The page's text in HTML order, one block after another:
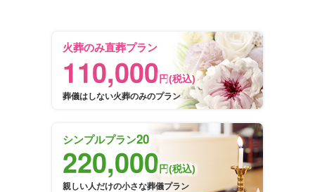
火葬のみ直葬プラン
110,000円(税込)
葬儀はしない火葬のみのプラン
シンプルプラン20
220,000円(税込)
親しい人だけの小さな葬儀プラン